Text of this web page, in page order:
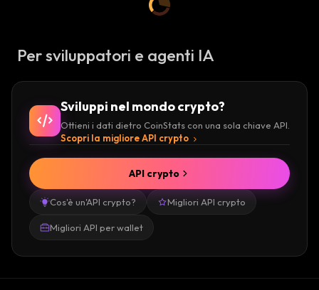
Per sviluppatori e agenti IA
Sviluppi nel mondo crypto?
Ottieni i dati dietro CoinStats con una sola chiave API.
Scopri la migliore API crypto
Cos'è un'API crypto? Migliori API crypto
Migliori API per wallet
API crypto